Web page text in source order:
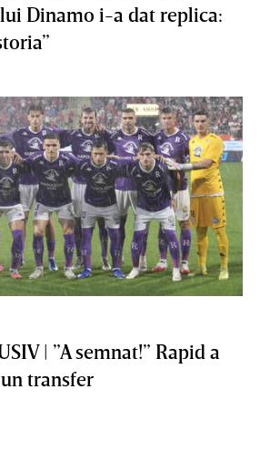
Dinamo i-a dat replica:
| ”A semnat!” Rapid a
transfer